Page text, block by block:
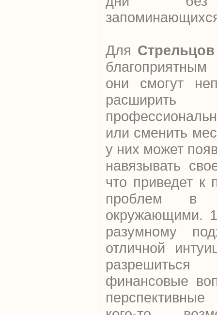
Для Стрельцов
они смогут
или сменить
у них может
навязывать
что приведет к
проблем в
окружающими.
разумному
отличной
финансовые